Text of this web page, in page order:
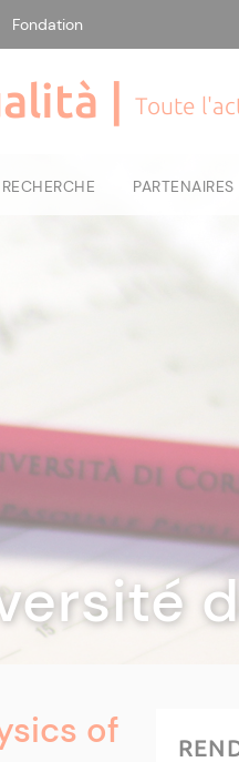
Fondation
| Toute
RECHERCHE PARTENAIRES
of